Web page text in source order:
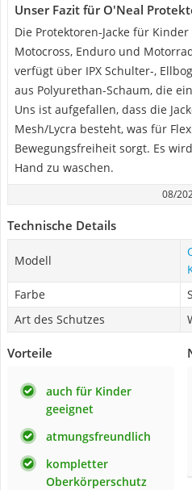
Unser Fazit für O'Neal
Die Protektoren-Jacke für
Motocross, Enduro und
verfügt über IPX Schulter-,
aus Polyurethan-Schaum, die
Uns ist aufgefallen, dass die
Mesh/Lycra besteht, was für
Bewegungsfreiheit sorgt. Es
Hand zu waschen.
08/
Technische Details
Modell
Farbe
Art des Schutzes
Vorteile
auch für Kinder
geeignet
atmungsfreundlich
kompletter
Oberkörperschutz